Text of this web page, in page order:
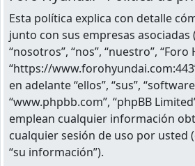
Esta política explica con detalle
junto con sus empresas asociadas
“nosotros”, “nos”, “nuestro”, “Foro
“https://
en adelante “ellos”, “sus”,
“www.phpbb.com”, “phpBB
emplean cualquier información
cualquier sesión de uso por usted
“su información”).